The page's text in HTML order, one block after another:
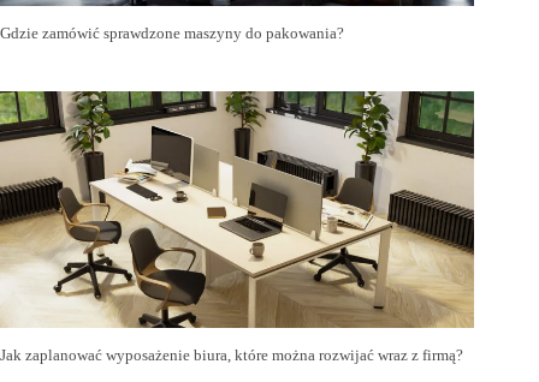
Gdzie zamówić sprawdzone maszyny do pakowania?
Jak zaplanować wyposażenie biura, które można rozwijać wraz z firmą?